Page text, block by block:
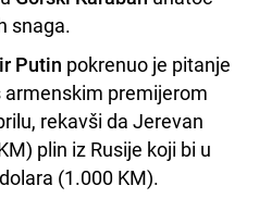
snaga.
Putin pokrenuo je pitanje
premijerom
rekavši da Jerevan
plin iz Rusije koji bi u
(1.000 KM).